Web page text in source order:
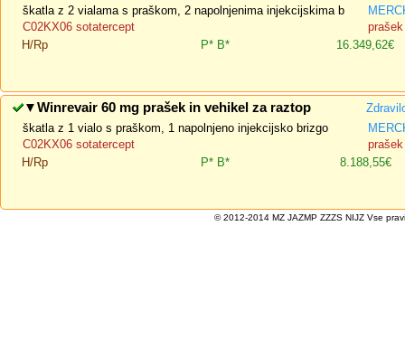
škatla z 2 vialama s praškom, 2 napolnjenima injekcijskima b
C02KX06 sotatercept
H/Rp
P* B* 16.349,62€
▼Winrevair 60 mg prašek in vehikel za raztop
škatla z 1 vialo s praškom, 1 napolnjeno injekcijsko brizgo
C02KX06 sotatercept
H/Rp
P* B* 8.188,55€
© 2012-2014 MZ JAZMP ZZZS NIJZ Vse